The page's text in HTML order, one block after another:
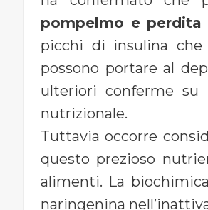
pompelmo e perdita
picchi di insulina
possono portare al
ulteriori conferme su
nutrizionale.
Tuttavia occorre
questo prezioso
alimenti. La
naringenina